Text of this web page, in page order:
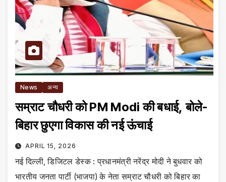
News अन्य
सम्राट चौधरी को PM Modi की बधाई, बोले-
बिहार छुएगा विकास की नई ऊंचाई
APRIL 15, 2026
नई दिल्ली, डिजिटल डेस्क : प्रधानमंत्री नरेंद्र मोदी ने बुधवार को
भारतीय जनता पार्टी (भाजपा) के नेता सम्राट चौधरी को बिहार का